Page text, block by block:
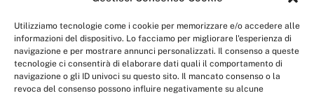
Utilizziamo tecnologie come i cookie per memorizzare e/o accedere alle
informazioni del dispositivo. Lo facciamo per migliorare l'esperienza di
navigazione e per mostrare annunci personalizzati. Il consenso a queste
tecnologie ci consentirà di elaborare dati quali il comportamento di
navigazione o gli ID univoci su questo sito. Il mancato consenso o la
revoca del consenso possono influire negativamente su alcune
Economico,
num. registrazione: 302017000014044 del 9 febbraio 2017.
Per contatti:redazione@anagnia.com